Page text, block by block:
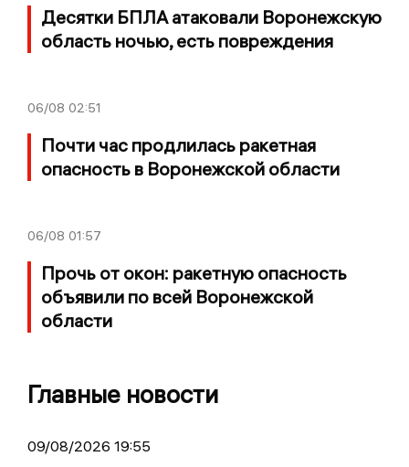
Десятки БПЛА атаковали Воронежскую
область ночью, есть повреждения
06/08 02:51
Почти час продлилась ракетная
опасность в Воронежской области
06/08 01:57
Прочь от окон: ракетную опасность
объявили по всей Воронежской
области
Главные новости
09/08/2026 19:55